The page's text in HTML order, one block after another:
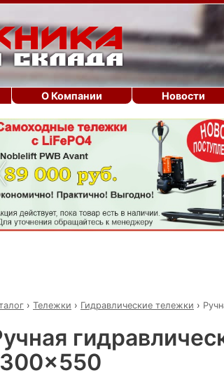
› Тележки › Гидравлические тележки ›
О Компании Новости